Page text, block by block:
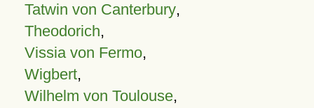
Tatwin von Canterbury,
Theodorich,
Vissia von Fermo,
Wigbert,
Wilhelm von Toulouse,